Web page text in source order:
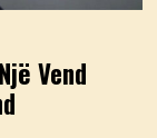
Vend